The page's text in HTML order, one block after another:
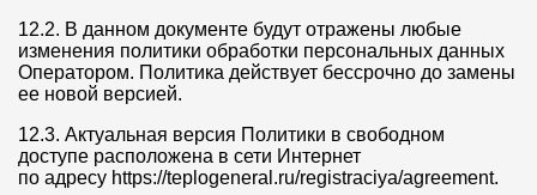
12.2. В данном документе будут отражены любые
изменения политики обработки персональных данных
Оператором. Политика действует бессрочно до замены
ее новой версией.
12.3. Актуальная версия Политики в свободном
доступе расположена в сети Интернет
по адресу https://teplogeneral.ru/registraciya/agreement.